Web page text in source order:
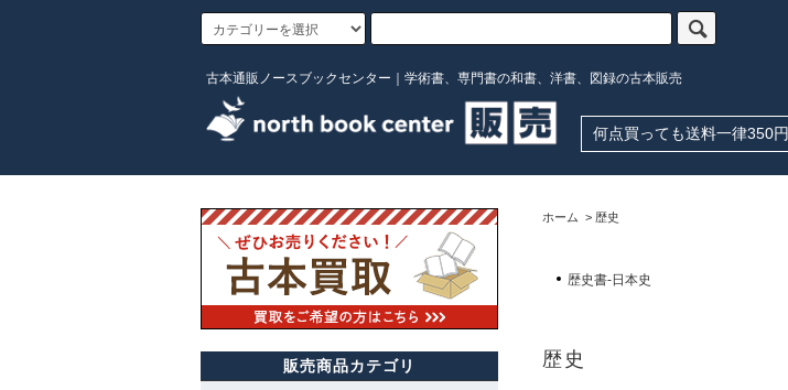
古本通販ノースブックセンター｜学術書、専門書の和書、洋書、図録の古本販売
何点買っても送料一律350円
ホーム > 歴史
歴史書-日本史
歴史
販売商品カテゴリ